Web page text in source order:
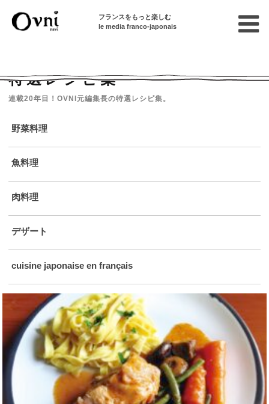
フランスをもっと楽しむ
le media franco-japonais
特選レシピ集
連載20年目！OVNI元編集長の特選レシピ集。
野菜料理
魚料理
肉料理
デザート
cuisine japonaise en français